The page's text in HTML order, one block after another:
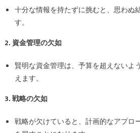
十分な情報を持たずに挑むと、思わぬ
す。
2. 資金管理の欠如
賢明な資金管理は、予算を超えないよ
えます。
3. 戦略の欠如
戦略が欠けていると、計画的なアプロ